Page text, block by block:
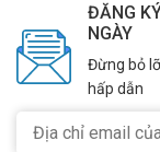
ĐĂNG
NGÀY
Đừng bỏ
hấp dẫn